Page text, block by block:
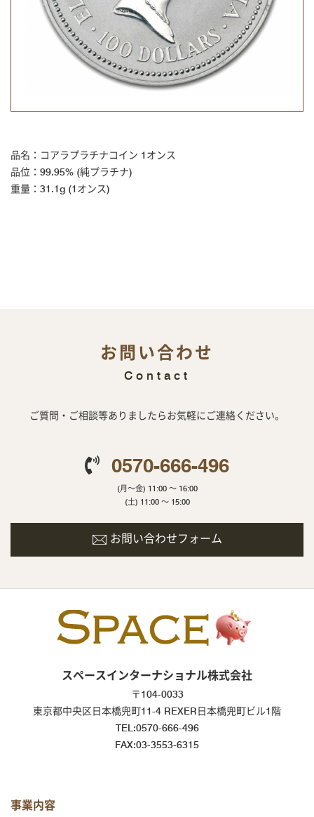
品名：コアラプラチナコイン 1オンス
品位：99.95% (純プラチナ)
重量：31.1g (1オンス)
お問い合わせ
Contact
ご質問・ご相談等ありましたらお気軽にご連絡ください。
0570-666-496
(月～金) 11:00 ～ 16:00
(土) 11:00 ～ 15:00
お問い合わせフォーム
スペースインターナショナル株式会社
〒104-0033
東京都中央区日本橋兜町11-4 REXER日本橋兜町ビル1階
TEL:0570-666-496
FAX:03-3553-6315
事業内容